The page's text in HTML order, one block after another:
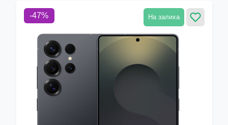
-47% На залиха